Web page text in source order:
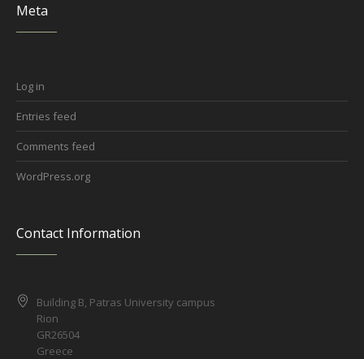
Meta
Log in
Entries feed
Comments feed
WordPress.org
Contact Information
Building B, Patras University campus
Rion
GR26504
Greece